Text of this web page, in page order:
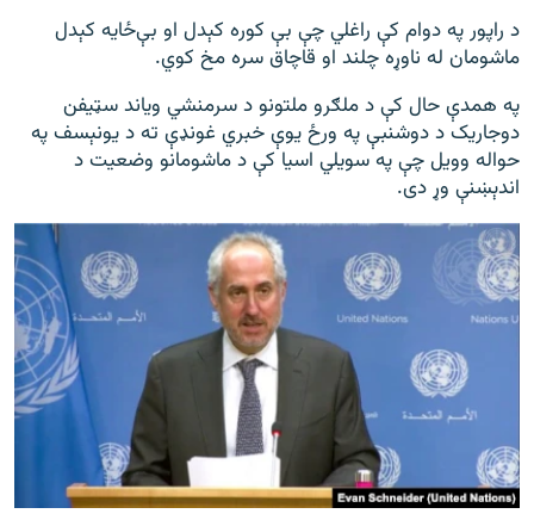
د راپور په دوام کې راغلي چې بې کوره کېدل او بې‌ځایه کېدل
ماشومان له ناوړه چلند او قاچاق سره مخ کوي.
په همدې حال کې د ملګرو ملتونو د سرمنشي ویاند سټیفن
دوجاریک د دوشنبې په ورځ یوې خبري غونډې ته د یونېسف په
حواله وویل چې په سویلي اسیا کې د ماشومانو وضعیت د
اندېښنې وړ دی.